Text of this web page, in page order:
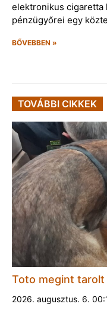
elektronikus cigaretta
pénzügyőrei egy
BŐVEBBEN »
TOVÁBBI CIKKEK
Toto megint
2026. augusztus. 6.